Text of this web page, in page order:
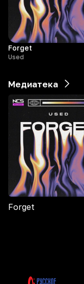
Forget
Used
Медиатека
Forget